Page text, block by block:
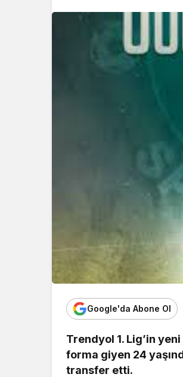
Google'da Abone Ol
Trendyol 1. Lig’in
forma giyen 24
transfer etti.